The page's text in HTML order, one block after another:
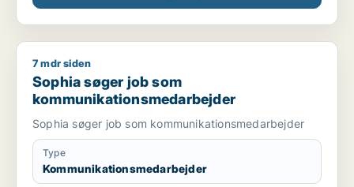
Sophia søger job som kommunikationsmedarbejder
7 mdr siden
Sophia søger job som
kommunikationsmedarbejder
Sophia søger job som kommunikationsmedarbejder
Type
Kommunikationsmedarbejder